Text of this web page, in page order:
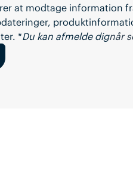
at modtage information
*Du kan afmelde dignår